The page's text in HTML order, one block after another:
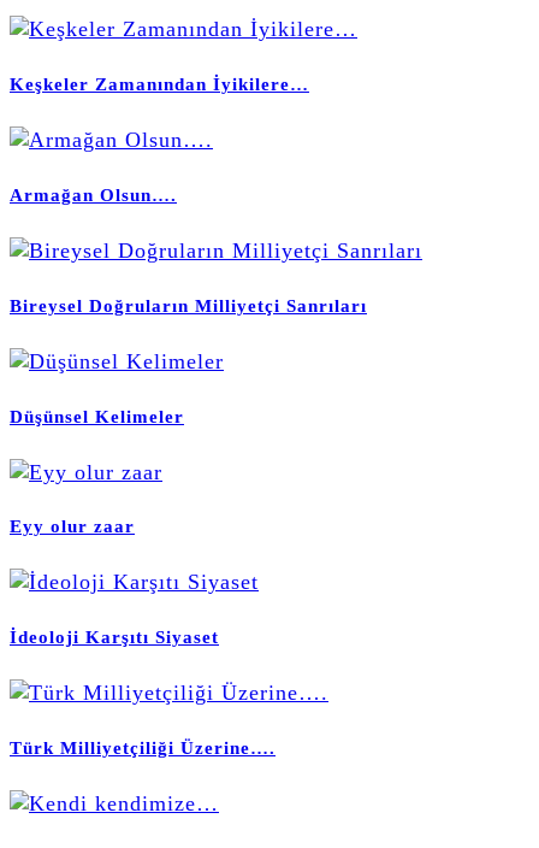
Keşkeler Zamanından İyikilere…
Armağan Olsun….
Bireysel Doğruların Milliyetçi Sanrıları
Düşünsel Kelimeler
Eyy olur zaar
İdeoloji Karşıtı Siyaset
Türk Milliyetçiliği Üzerine….